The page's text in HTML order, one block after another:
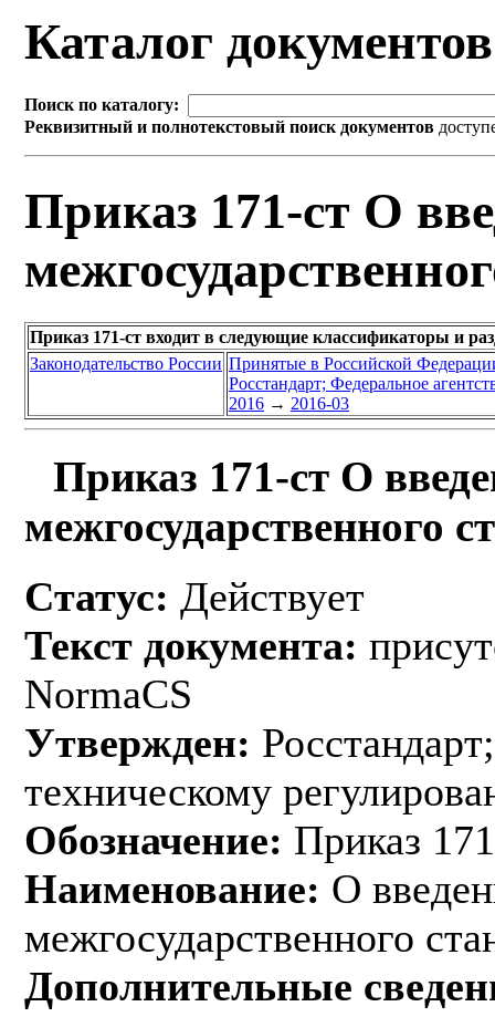
Каталог
Поиск по каталогу:
Реквизитный и полнотекстовый поиск документов
Приказ 171-ст О
Приказ 171-ст входит в следующие классификаторы и
Законодательство России Принятые в Российской
Росстандарт; Федеральное
2016 → 2016-03
Приказ 171-ст О
межгосударственного
Статус: Действует
Текст документа:
NormaCS
Утвержден:
техническому
Обозначение: Приказ
Наименование: О
межгосударственного
Дополнительные